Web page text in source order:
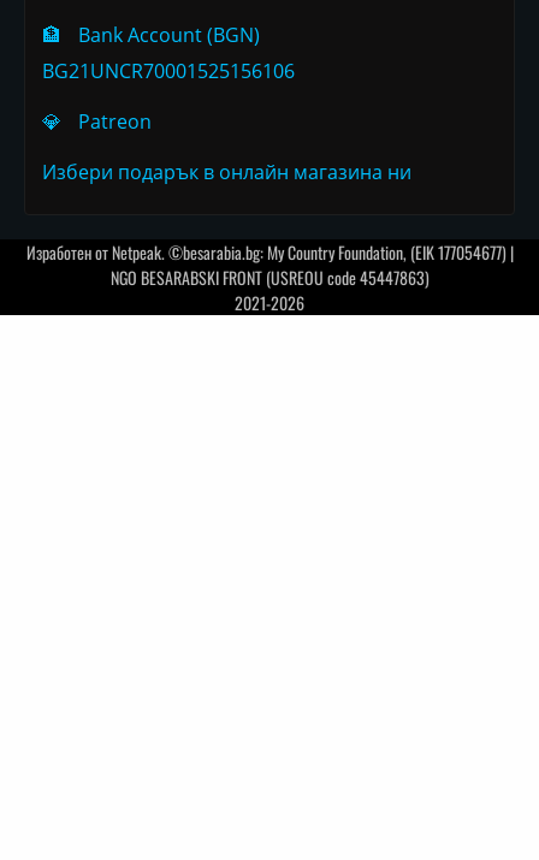
🏦
Bank Account (BGN)
BG21UNCR70001525156106
💎
Patreon
Избери подарък в онлайн магазина ни
Изработен отNetpeak. ©besarabia.bg: My Country Foundation, (EIK 177054677) |
NGO BESARABSKI FRONT (USREOU code 45447863)
2021-2026